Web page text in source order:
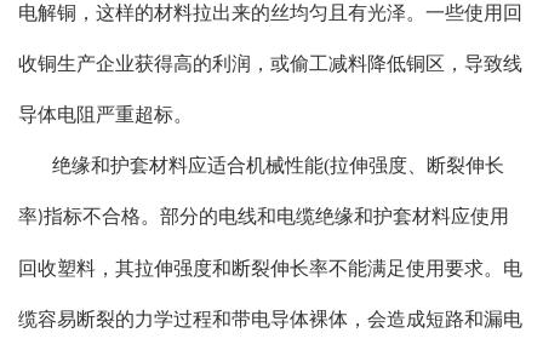
电解铜，这样的材料拉出来的丝均匀且有光泽。一些使用回
收铜生产企业获得高的利润，或偷工减料降低铜区，导致线
导体电阻严重超标。
绝缘和护套材料应适合机械性能(拉伸强度、断裂伸长
率)指标不合格。部分的电线和电缆绝缘和护套材料应使用
回收塑料，其拉伸强度和断裂伸长率不能满足使用要求。电
缆容易断裂的力学过程和带电导体裸体，会造成短路和漏电